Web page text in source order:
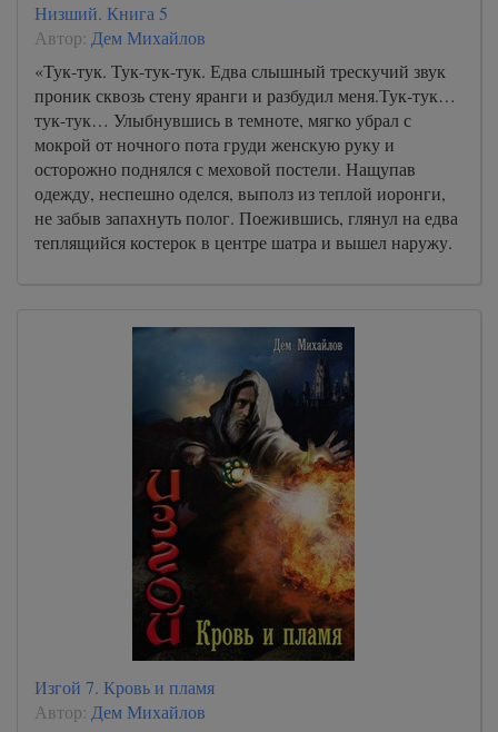
Низший. Книга 5
Автор: Дем Михайлов
«Тук-тук. Тук-тук-тук. Едва слышный трескучий звук
проник сквозь стену яранги и разбудил меня.Тук-тук…
тук-тук… Улыбнувшись в темноте, мягко убрал с
мокрой от ночного пота груди женскую руку и
осторожно поднялся с меховой постели. Нащупав
одежду, неспешно оделся, выполз из теплой иоронги,
не забыв запахнуть полог. Поежившись, глянул на едва
теплящийся костерок в центре шатра и вышел наружу.
Изгой 7. Кровь и пламя
Автор: Дем Михайлов